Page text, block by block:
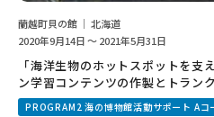
蘭越町貝の館 ｜ 北海道
2020年9月14日 ～ 2021年5月31日
「海洋生物のホットスポットを支
ン学習コンテンツの作製とトラン
PROGRAM2 海の博物館活動サポート Aコ